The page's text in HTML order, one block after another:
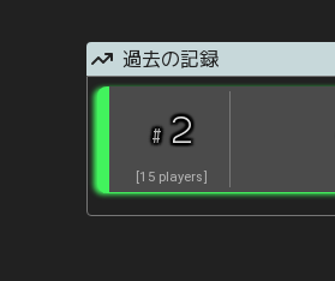
過去の記録
# 2
[15 players]